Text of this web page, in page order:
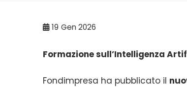
19 Gen 2026
Formazione sull’Intelligenza
Fondimpresa ha pubblicato il